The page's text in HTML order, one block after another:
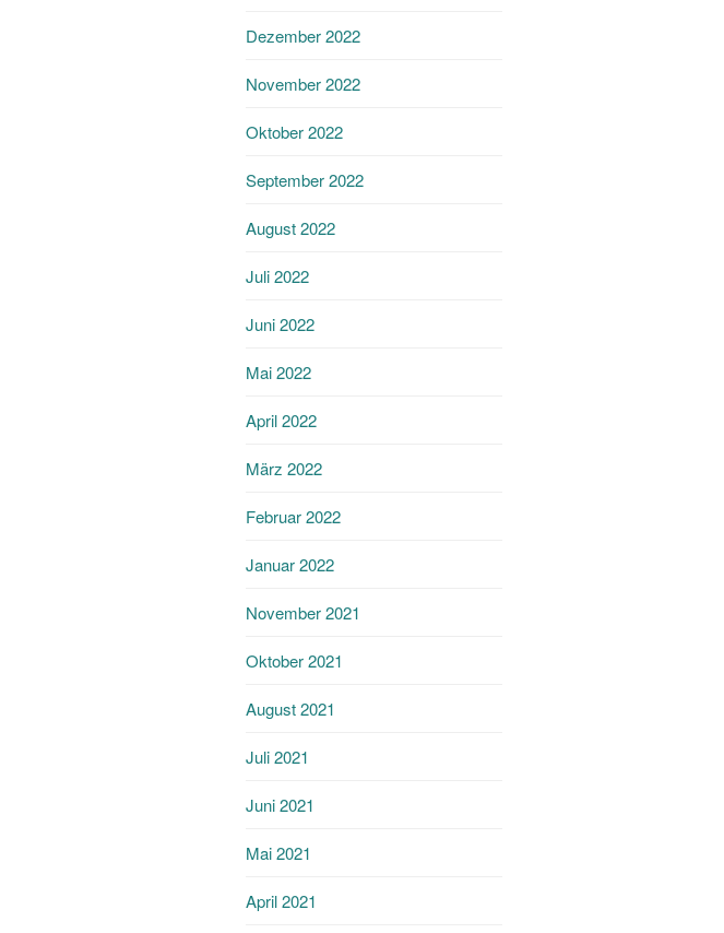
Dezember 2022
November 2022
Oktober 2022
September 2022
August 2022
Juli 2022
Juni 2022
Mai 2022
April 2022
März 2022
Februar 2022
Januar 2022
November 2021
Oktober 2021
August 2021
Juli 2021
Juni 2021
Mai 2021
April 2021